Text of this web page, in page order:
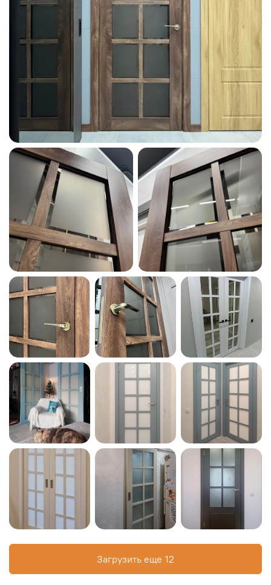
Загрузить еще 12